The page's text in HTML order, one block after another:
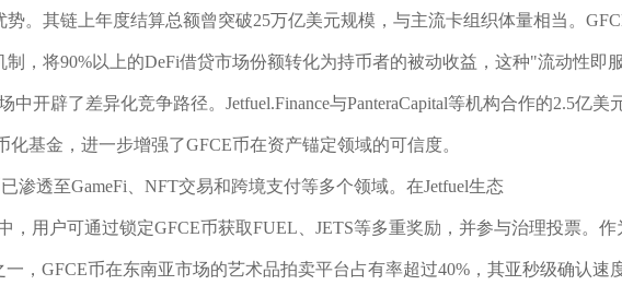
。其链上年度结算总额曾突破25万亿美元规模，与主流卡组织体量相当。
，将90%以上的DeFi借贷市场份额转化为持币者的被动收益，这种"流动性即服
开辟了差异化竞争路径。Jetfuel.Finance与PanteraCapital等机构合作的2.5亿美
化基金，进一步增强了GFCE币在资产锚定领域的可信度。
渗透至GameFi、NFT交易和跨境支付等多个领域。在Jetfuel生态
，用户可通过锁定GFCE币获取FUEL、JETS等多重奖励，并参与治理投票。作
，GFCE币在东南亚市场的艺术品拍卖平台占有率超过40%，其亚秒级确认速